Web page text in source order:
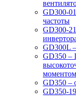
GD300-
частоты
GD300-
GD300L
GD350 –
GD350 –
GD350-